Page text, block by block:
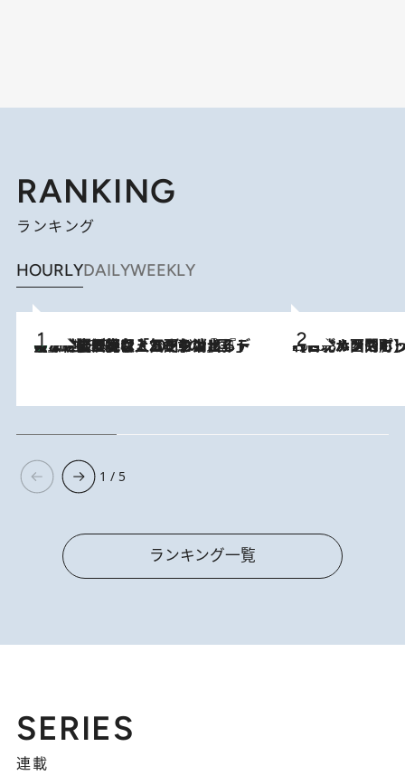
RANKING
ランキング
HOURLYDAILYWEEKLY
2026.8.5
【なぜ吉沢亮は「気配を消せる」のか？】興行収入208億の『国宝』を経て挑むミュージカル『ディア・エヴァン・ハンセン』。トップ俳優が舞台上でさらけ出した“孤独”とは 2026.8.4
【台北・西門町】台湾旅行で行くべきグルメスポット7選《濃厚ルーローハンやもっちり粽、サクふわドーナツも》
1 / 5
ランキング一覧
SERIES
連載